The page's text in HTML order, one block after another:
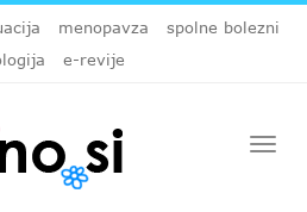
menopavza
spolne bolezni
e-revije